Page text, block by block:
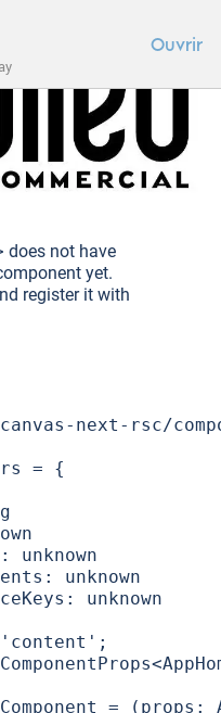
Ouvrir
SE CONNECTER
does not have
yet.
register it with
next-rsc/
= {
unknown
unknown
unknown
'content';
= (props: